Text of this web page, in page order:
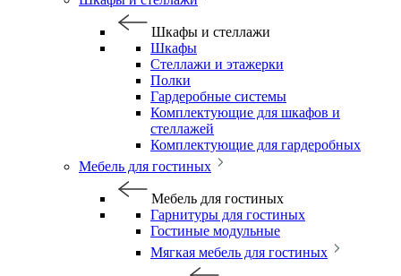
Шкафы и стеллажи
Шкафы
Стеллажи и этажерки
Полки
Гардеробные системы
Комплектующие для шкафов и
стеллажей
Комплектующие для гардеробных
Мебель для гостиных
Мебель для гостиных
Гарнитуры для гостиных
Гостиные модульные
Мягкая мебель для гостиных